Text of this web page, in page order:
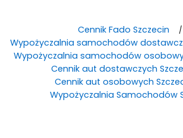
Cennik Fado Szczecin
Wypożyczalnia samochodów
Wypożyczalnia samochodów
Cennik aut dostawczych
Cennik aut osobowych
Wypożyczalnia Samochodów